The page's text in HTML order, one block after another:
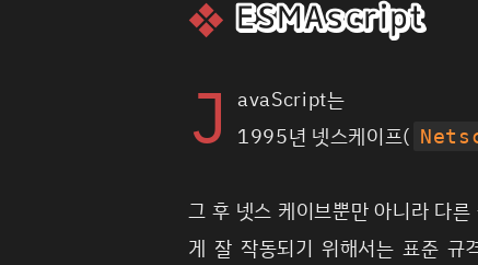
ESMAscript
J avaScript는
1995년 넷스케이프(
그 후 넷스 케이브뿐만 아니라 다
게 잘 작동되기 위해서는 표준 규